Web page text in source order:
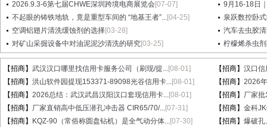
2026.9.3-6第七届CHWE深圳跨境电商展览会[07-07]
9月16-18日
不起眼的铸铁地轨，竟是重型车间的 “地基王者”...[04-25]
泉跃数控卧
空调铝翅片清洗缓蚀剂的选择[03-28]
汽车去虫胶
对矿山采掘设备中对油泥泥沙清洗的研究[03-25] 柠檬烯杀虫
【招商】 武汉汉口哪里找信用卡服务公司（刷现/提...[08-01] 【招商】 汉口信
【招商】 洪山软件园提现153371-89098光谷信用卡...[08-01] 【招商】 2026
【招商】 2026总结：武汉武昌汉阳汉口套现信用卡...[08-01] 【招商】 厂家
【招商】 厂家直销高中低压潜孔冲击器 CIR65/70/...[07-31] 【招商】 金科
【招商】
KQZ-90（常俗称圆盘钻机）是全气动分体...[07-30] 【招商】 爆破孔